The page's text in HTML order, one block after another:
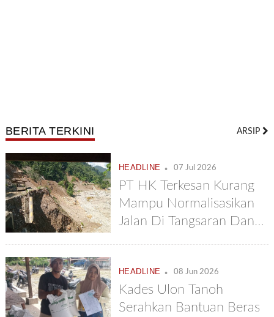
ARSIP
BERITA TERKINI
HEADLINE . 07 Jul 2026
PT HK Terkesan Kurang
Mampu Normalisasikan
Jalan Di Tangsaran Dan
HEADLINE . 08 Jun 2026
Kades Ulon Tanoh
Serahkan Bantuan Beras